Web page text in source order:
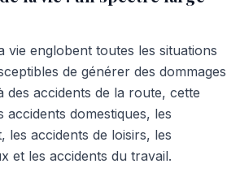
vie englobent toutes les situations
de générer des dommages
des accidents de la route, cette
accidents domestiques, les
les accidents de loisirs, les
et les accidents du travail.